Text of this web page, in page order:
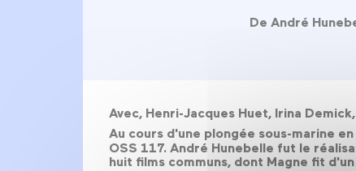
De André
Avec, Henri-Jacques Huet, Irina
Au cours d'une plongée sous-marine
OSS 117. André Hunebelle fut le
huit films communs, dont Magne fit